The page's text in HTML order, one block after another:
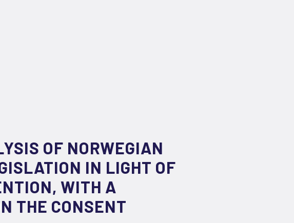
OF NORWEGIAN
IN LIGHT OF
WITH A
THE CONSENT